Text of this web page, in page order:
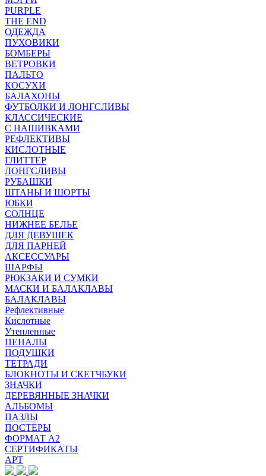
PURPLE
THE END
ОДЕЖДА
ПУХОВИКИ
БОМБЕРЫ
ВЕТРОВКИ
ПАЛЬТО
КОСУХИ
БАЛАХОНЫ
ФУТБОЛКИ И ЛОНГСЛИВЫ
КЛАССИЧЕСКИЕ
С НАШИВКАМИ
РЕФЛЕКТИВЫ
КИСЛОТНЫЕ
ГЛИТТЕР
ЛОНГСЛИВЫ
РУБАШКИ
ШТАНЫ И ШОРТЫ
ЮБКИ
СОЛНЦЕ
НИЖНЕЕ БЕЛЬЕ
ДЛЯ ДЕВУШЕК
ДЛЯ ПАРНЕЙ
АКСЕССУАРЫ
ШАРФЫ
РЮКЗАКИ И СУМКИ
МАСКИ И БАЛАКЛАВЫ
БАЛАКЛАВЫ
Рефлективные
Кислотные
Утепленные
ПЕНАЛЫ
ПОДУШКИ
ТЕТРАДИ
БЛОКНОТЫ И СКЕТЧБУКИ
ЗНАЧКИ
ДЕРЕВЯННЫЕ ЗНАЧКИ
АЛЬБОМЫ
ПАЗЛЫ
ПОСТЕРЫ
ФОРМАТ А2
СЕРТИФИКАТЫ
АРТ